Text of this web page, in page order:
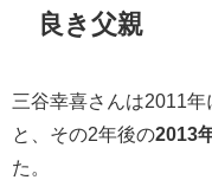
良き父親
三谷幸喜さんは2011
と、その2年後の2013
た。